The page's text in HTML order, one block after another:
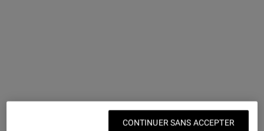
CONTINUER SANS ACCEPTER